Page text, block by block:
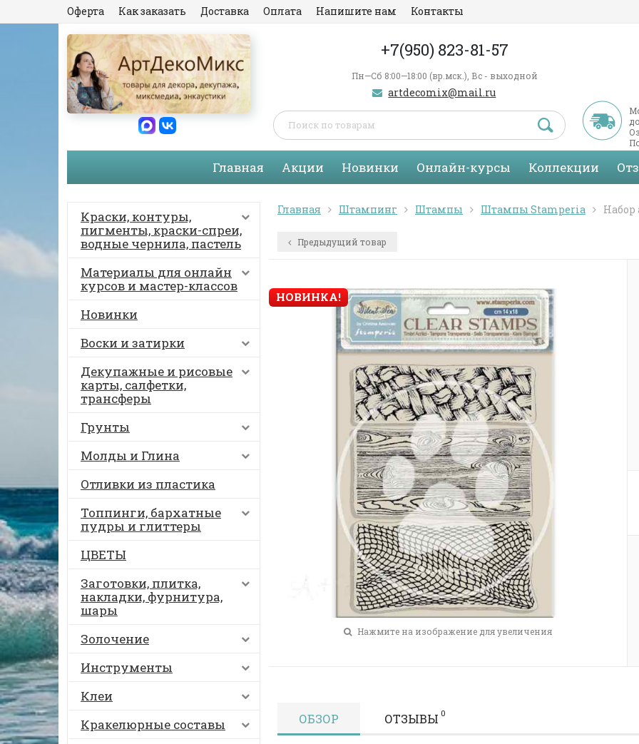
Оферта Как заказать Доставка Оплата Напишите нам Контакты
+7(950) 823-81-57
Пн—Сб 8:00—18:00 (вр.мск.), Вс - выходной
artdecomix@mail.ru
Главная Акции Новинки Онлайн-курсы Коллекции
Краски, контуры,
пигменты, краски-спреи,
водные чернила, пастель
Материалы для онлайн
курсов и мастер-классов
Новинки
Воски и затирки
Декупажные и рисовые
карты, салфетки,
трансферы
Грунты
Молды и Глина
Отливки из пластика
Топпинги, бархатные
пудры и глиттеры
ЦВЕТЫ
Заготовки, плитка,
накладки, фурнитура,
шары
Золочение
Инструменты
Клеи
Кракелюрные составы
Главная Штампинг Штампы Штампы Stamperia Набор
Предыдущий товар
НОВИНКА!
Нажмите на изображение для увеличения
ОБЗОР ОТЗЫВЫ 0